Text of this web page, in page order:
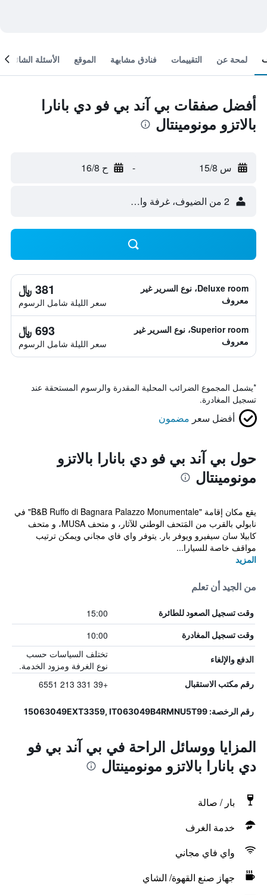
لمحة عن التقييمات فنادق مشابهة الموقع الأسئلة الشائعة
أفضل صفقات بي آند بي فو دي بانارا
بالاتزو مونومينتال
س 15/8 - ح 16/8
2 من الضيوف، غرفة واحدة
Deluxe room، نوع السرير غير
معروف
381 ﷼
سعر الليلة شامل الرسوم
Superior room، نوع السرير غير
معروف
693 ﷼
سعر الليلة شامل الرسوم
*يشمل المجموع الضرائب المحلية المقدرة والرسوم المستحقة عند
تسجيل المغادرة.
أفضل سعر مضمون
حول بي آند بي فو دي بانارا بالاتزو
مونومينتال
يقع مكان إقامة "B&B Ruffo di Bagnara Palazzo Monumentale" في
نابولي بالقرب من المَتحف الوطني للآثار، و متحف MUSA، و متحف
كابيلا سان سيفيرو ويوفر بار. يتوفر واي فاي مجاني ويمكن ترتيب
مواقف خاصة للسيارا...
المزيد
من الجيد أن تعلم
وقت تسجيل الصعود للطائرة 15:00
وقت تسجيل المغادرة 10:00
الدفع والإلغاء
تختلف السياسات حسب
نوع الغرفة ومزود الخدمة.
رقم مكتب الاستقبال +39 331 213 6551
رقم الرخصة: 15063049EXT3359, IT063049B4RMNU5T99
المزايا ووسائل الراحة في بي آند بي فو
دي بانارا بالاتزو مونومينتال
بار / صالة
خدمة الغرف
واي فاي مجاني
جهاز صنع القهوة/ الشاي